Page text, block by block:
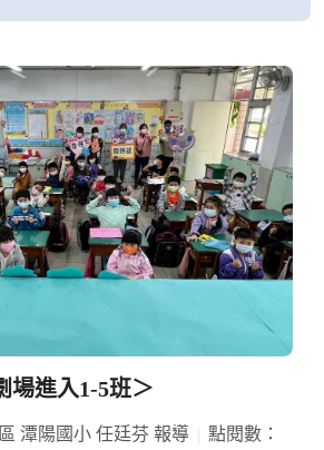
場進入1-5班＞
潭陽國小 任廷芬 報導
點閱數：